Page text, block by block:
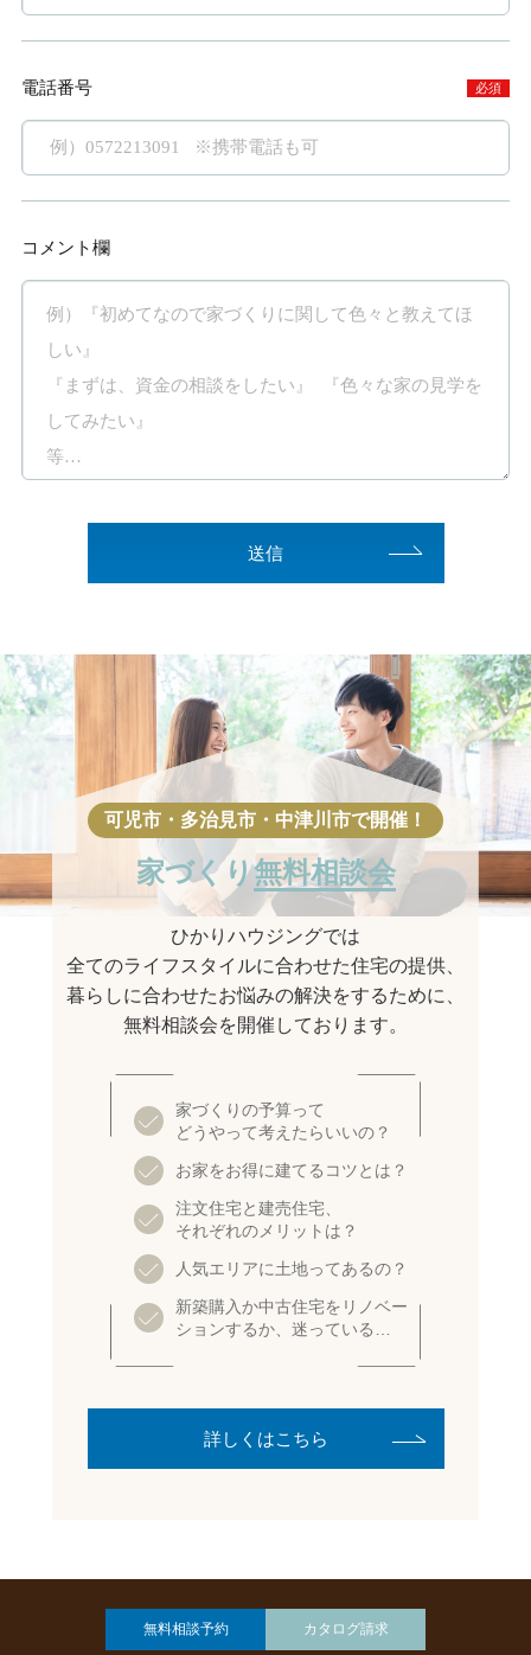
電話番号 必須
コメント欄
家づくり無料相談会
ひかりハウジングでは
全てのライフスタイルに合わせた住宅の提供、
暮らしに合わせたお悩みの解決をするために、
無料相談会を開催しております。
家づくりの予算って
どうやって考えたらいいの？
お家をお得に建てるコツとは？
注文住宅と建売住宅、
それぞれのメリットは？
人気エリアに土地ってあるの？
新築購入か中古住宅をリノベー
ションするか、迷っている…
詳しくはこちら
無料相談予約 カタログ請求